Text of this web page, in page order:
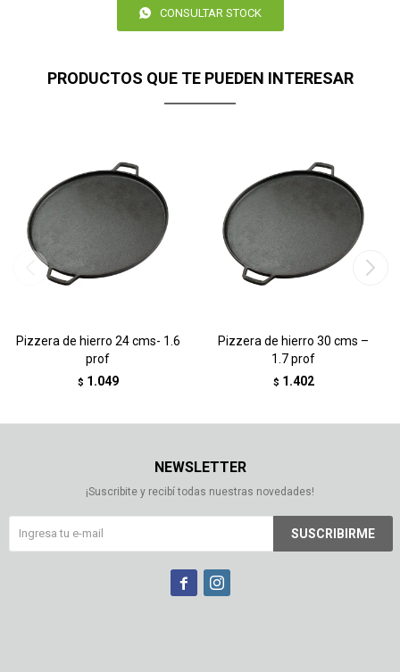
CONSULTAR STOCK
PRODUCTOS QUE TE PUEDEN INTERESAR
Pizzera de hierro 24 cms- 1.6
prof
$ 1.049
Pizzera de hierro 30 cms –
1.7 prof
$ 1.402
NEWSLETTER
¡Suscribite y recibí todas nuestras novedades!
SUSCRIBIRME
 